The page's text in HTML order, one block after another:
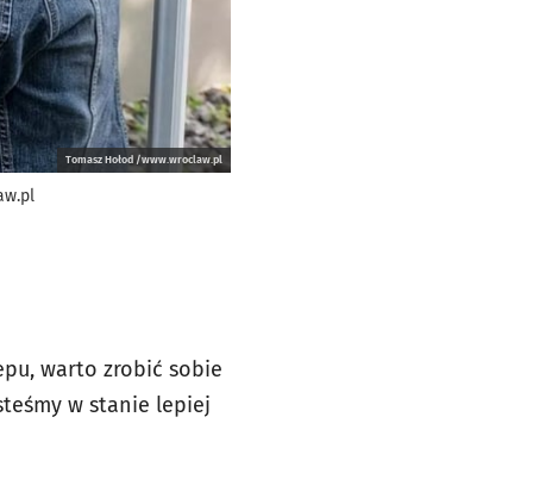
Tomasz Hołod /www.wroclaw.pl
warto zrobić sobie
w stanie lepiej